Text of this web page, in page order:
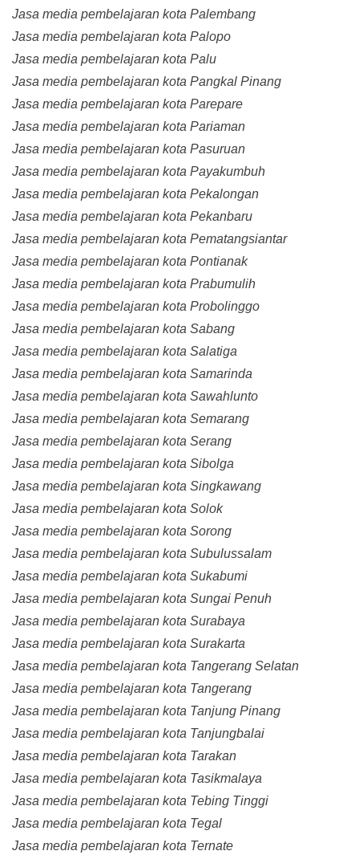
Jasa media pembelajaran kota Palembang
Jasa media pembelajaran kota Palopo
Jasa media pembelajaran kota Palu
Jasa media pembelajaran kota Pangkal Pinang
Jasa media pembelajaran kota Parepare
Jasa media pembelajaran kota Pariaman
Jasa media pembelajaran kota Pasuruan
Jasa media pembelajaran kota Payakumbuh
Jasa media pembelajaran kota Pekalongan
Jasa media pembelajaran kota Pekanbaru
Jasa media pembelajaran kota Pematangsiantar
Jasa media pembelajaran kota Pontianak
Jasa media pembelajaran kota Prabumulih
Jasa media pembelajaran kota Probolinggo
Jasa media pembelajaran kota Sabang
Jasa media pembelajaran kota Salatiga
Jasa media pembelajaran kota Samarinda
Jasa media pembelajaran kota Sawahlunto
Jasa media pembelajaran kota Semarang
Jasa media pembelajaran kota Serang
Jasa media pembelajaran kota Sibolga
Jasa media pembelajaran kota Singkawang
Jasa media pembelajaran kota Solok
Jasa media pembelajaran kota Sorong
Jasa media pembelajaran kota Subulussalam
Jasa media pembelajaran kota Sukabumi
Jasa media pembelajaran kota Sungai Penuh
Jasa media pembelajaran kota Surabaya
Jasa media pembelajaran kota Surakarta
Jasa media pembelajaran kota Tangerang Selatan
Jasa media pembelajaran kota Tangerang
Jasa media pembelajaran kota Tanjung Pinang
Jasa media pembelajaran kota Tanjungbalai
Jasa media pembelajaran kota Tarakan
Jasa media pembelajaran kota Tasikmalaya
Jasa media pembelajaran kota Tebing Tinggi
Jasa media pembelajaran kota Tegal
Jasa media pembelajaran kota Ternate